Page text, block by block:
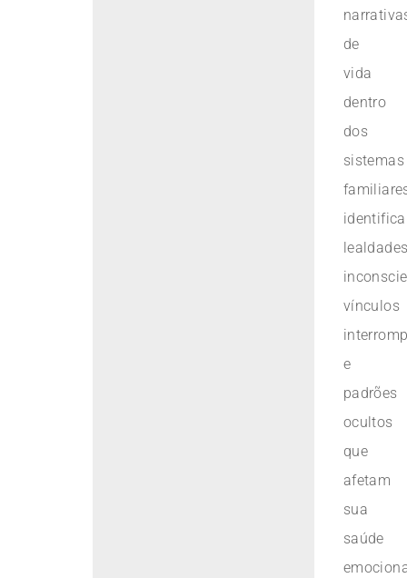
de
vida
dentro
dos
sistemas
vínculos
e
padrões
ocultos
que
afetam
sua
saúde